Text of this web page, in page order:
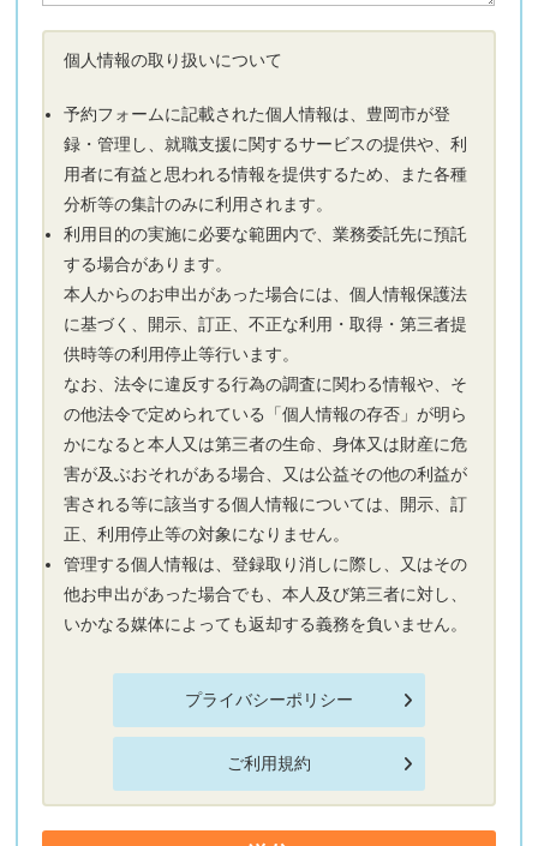
個人情報の取り扱いについて
予約フォームに記載された個人情報は、豊岡市が登
録・管理し、就職支援に関するサービスの提供や、利
用者に有益と思われる情報を提供するため、また各種
分析等の集計のみに利用されます。
利用目的の実施に必要な範囲内で、業務委託先に預託
する場合があります。
本人からのお申出があった場合には、個人情報保護法
に基づく、開示、訂正、不正な利用・取得・第三者提
供時等の利用停止等行います。
なお、法令に違反する行為の調査に関わる情報や、そ
の他法令で定められている「個人情報の存否」が明ら
かになると本人又は第三者の生命、身体又は財産に危
害が及ぶおそれがある場合、又は公益その他の利益が
害される等に該当する個人情報については、開示、訂
正、利用停止等の対象になりません。
管理する個人情報は、登録取り消しに際し、又はその
他お申出があった場合でも、本人及び第三者に対し、
いかなる媒体によっても返却する義務を負いません。
プライバシーポリシー
ご利用規約